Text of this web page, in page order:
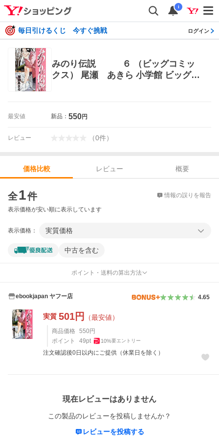
i
毎日引けるくじ 今すぐ挑戦 ログイン
みのり伝説 ６ （ビッグコミッ
クス） 尾瀬 あきら 小学館 ビッグコ
最安値 新品： 550円
レビュー （0件）
価格比較 レビュー
概要
全1件 情報の誤りを報告
表示価格が安い順に表示しています
表示価格： 実質価格
中古を含む
ポイント・送料の算出方法
ebookjapan ヤフー店 4.65
実質 501円 （最安値）
商品価格 550 円
ポイント
49pt 10%要エントリー
注文確認後0日以内にご提供（休業日を除く）
現在レビューはありません
この製品のレビューを投稿しませんか？
レビューを投稿する